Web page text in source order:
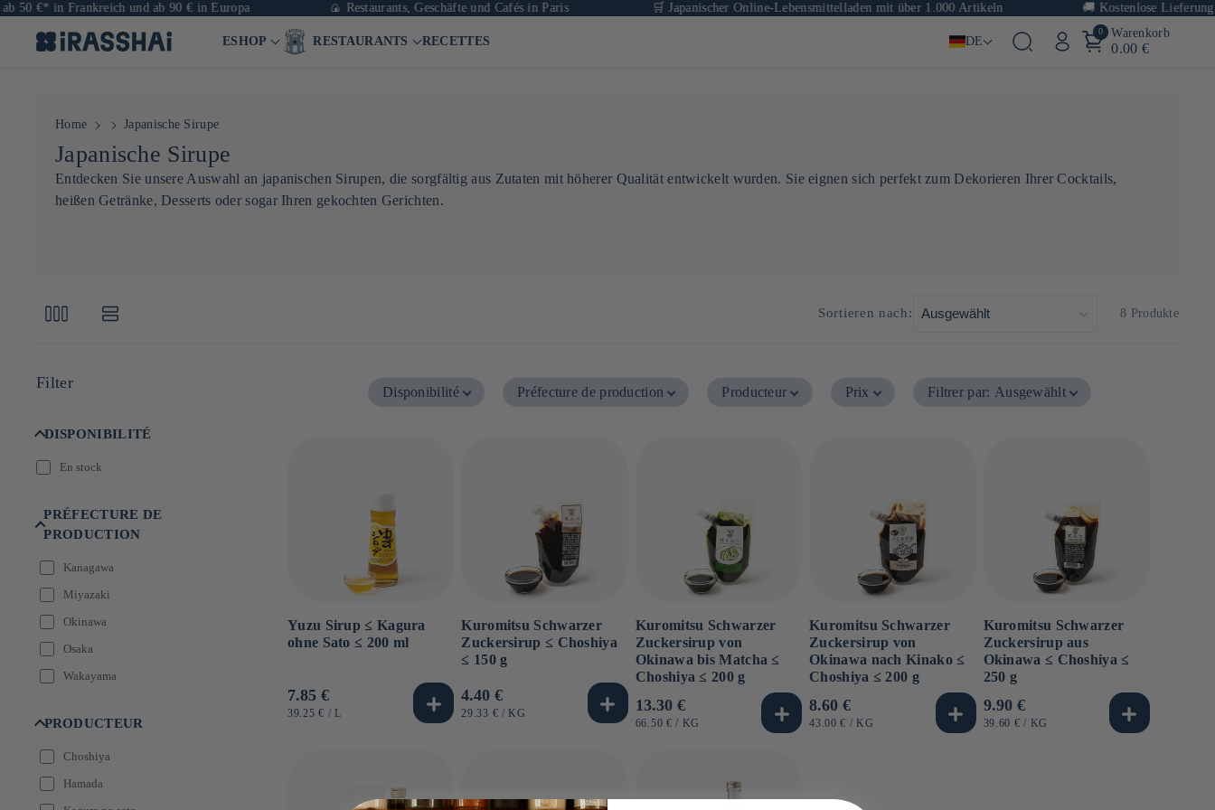
€* in Frankreich und ab 90 € in Europa 🍙 Restaurants, Geschäfte und Cafés in Paris 🛒 Japanischer Online-Lebensmittelladen mit über 1.000 Artikeln Kostenlose Lieferung
ESHOP RESTAURANTS RECETTES DE
0 Warenkorb
0.00 €
Home Japanische Sirupe
K
a
t
r
e
Japanische Sirupe
Entdecken Sie unsere Auswahl an japanischen Sirupen, die sorgfältig aus Zutaten mit höherer Qualität entwickelt wurden. Sie eignen sich perfekt zum Dekorieren Ihrer Cocktails,
heißen Getränke, Desserts oder sogar Ihren gekochten Gerichten.
Sortieren nach: 8 Produkte
Filter
DISPONIBILITÉ
En stock
PRÉFECTURE DE
PRODUCTION
Kanagawa
Miyazaki
Okinawa
Osaka
Wakayama
PRODUCTEUR
Choshiya
Hamada
Disponibilité Préfecture de production Producteur Prix Filtrer par: Ausgewählt
Yuzu Sirup ≤ Kagura
ohne Sato ≤ 200 ml
Normaler
Preis
7.85 €
GRUNDPREIS
39.25 € / PRO
L
Kuromitsu Schwarzer
Zuckersirup ≤ Choshiya
≤ 150 g
Normaler
Preis
4.40 €
GRUNDPREIS
29.33 € / PRO
KG
Kuromitsu Schwarzer
Zuckersirup von
Okinawa bis Matcha ≤
Choshiya ≤ 200 g
Normaler
Preis
13.30 €
GRUNDPREIS
66.50 € / PRO
KG
Kuromitsu Schwarzer
Zuckersirup von
Okinawa nach Kinako ≤
Choshiya ≤ 200 g
Normaler
Preis
8.60 €
GRUNDPREIS
43.00 € / PRO
KG
Kuromitsu Schwarzer
Zuckersirup aus
Okinawa ≤ Choshiya ≤
250 g
Normaler
Preis
9.90 €
GRUNDPREIS
39.60 € / PRO
KG